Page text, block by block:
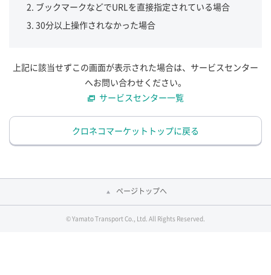
ブックマークなどでURLを直接指定されている場合
30分以上操作されなかった場合
上記に該当せずこの画面が表示された場合は、サービスセンター
へお問い合わせください。
サービスセンター一覧
クロネコマーケットトップに戻る
ページトップへ
© Yamato Transport Co., Ltd. All Rights Reserved.